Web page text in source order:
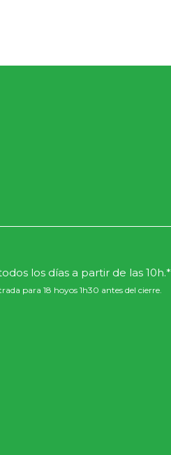
los días a partir de las 10h.*
para 18 hoyos 1h30 antes del cierre.